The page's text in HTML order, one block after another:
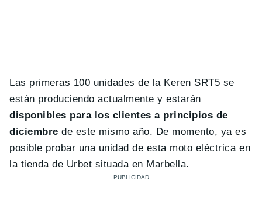
Las primeras 100 unidades de la Keren SRT5 se
están produciendo actualmente y estarán
disponibles para los clientes a principios de
diciembre de este mismo año. De momento, ya es
posible probar una unidad de esta moto eléctrica en
la tienda de Urbet situada en Marbella.